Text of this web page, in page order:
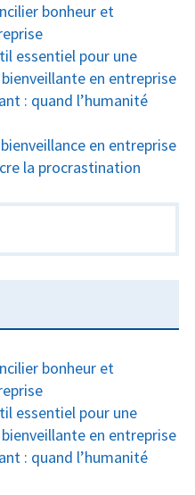
bonheur et
essentiel pour une
en entreprise
: quand l’humanité
en entreprise
la procrastination
bonheur et
essentiel pour une
en entreprise
: quand l’humanité